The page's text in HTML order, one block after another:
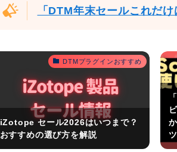
「DTM年末セールこれだ
DTMプラグインおすすめ
iZotope セール2026はいつまで？
おすすめの選び方を解説